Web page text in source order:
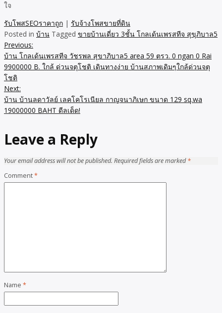
ใจ
รับโพสSEOราคาถูก | รับจ้างโพสขายที่ดิน
Posted in บ้าน Tagged ขายบ้านเดี่ยว 3ชั้น โกลเด้นเพรสทีจ สุขุภิบาล5
Post
navigation
Previous:
บ้าน โกลเด้นเพรสทีจ วัชรพล สุขาภิบาล5 area 59 ตรว. 0 ngan 0 Rai
9900000 B. ใกล้ ด่วนจตุโชติ เดินทางง่าย บ้านสภาพเดิมๆใกล้ด่วนจตุ
โชติ
Next:
บ้าน บ้านลดาวัลย์ เลคโคโรเนียล กาญจนาภิเษก ขนาด 129 sq.wa
19000000 BAHT ดีลเด็ด!
Leave a Reply
Your email address will not be published. Required fields are marked*
Comment*
Name *